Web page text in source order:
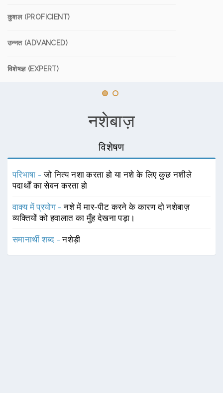
कुशल (PROFICIENT)
उन्नत (ADVANCED)
विशेषज्ञ (EXPERT)
नशेबाज़
विशेषण
परिभाषा -जो नित्य नशा करता हो या नशे के लिए कुछ नशीले
पदार्थों का सेवन करता हो
वाक्य में प्रयोग -नशे में मार-पीट करने के कारण दो नशेबाज़
व्यक्तियों को हवालात का मुँह देखना पड़ा।
समानार्थी शब्द -नशेड़ी